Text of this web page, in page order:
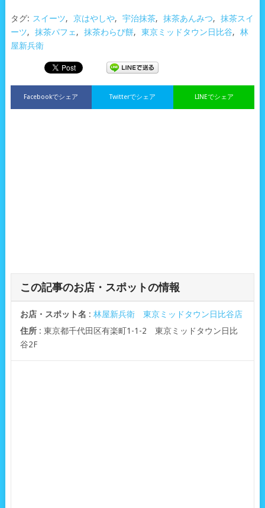
タグ: スイーツ, 京はやしや, 宇治抹茶, 抹茶あんみつ,
抹茶スイ
ーツ, 抹茶パフェ, 抹茶わらび餅, 東京ミッドタウン日比谷,
林
屋新兵衛
Facebookでシェア LINEでシェア
Twitterでシェア
この記事のお店・スポットの情報
お店・スポット名 : 林屋新兵衛 東京ミッドタウン日比谷店
住所: 東京都千代田区有楽町1-1-2 東京ミッドタウン日比
谷2F